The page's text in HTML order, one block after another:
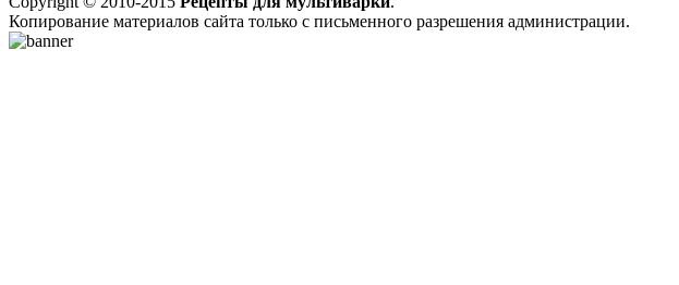
Копирование материалов сайта только с письменного разрешения администрации.